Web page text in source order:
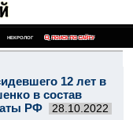
НЕКРОЛОГ ПОИСК ПО САЙТУ
12 лет в
в состав
РФ
28.10.2022